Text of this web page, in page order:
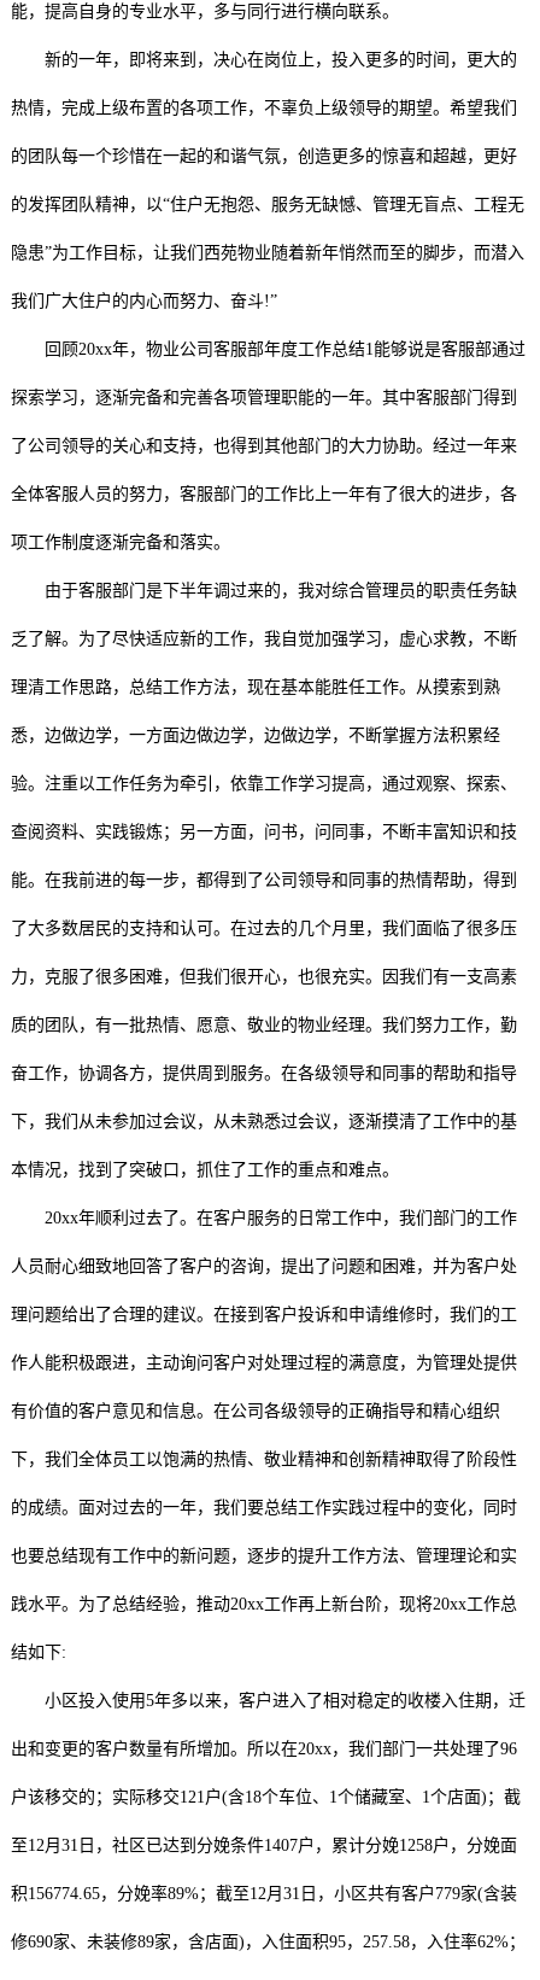
能，提高自身的专业水平，多与同行进行横向联系。
新的一年，即将来到，决心在岗位上，投入更多的时间，更大的
热情，完成上级布置的各项工作，不辜负上级领导的期望。希望我们
的团队每一个珍惜在一起的和谐气氛，创造更多的惊喜和超越，更好
的发挥团队精神，以“住户无抱怨、服务无缺憾、管理无盲点、工程无
隐患”为工作目标，让我们西苑物业随着新年悄然而至的脚步，而潜入
我们广大住户的内心而努力、奋斗!”
回顾20xx年，物业公司客服部年度工作总结1能够说是客服部通过
探索学习，逐渐完备和完善各项管理职能的一年。其中客服部门得到
了公司领导的关心和支持，也得到其他部门的大力协助。经过一年来
全体客服人员的努力，客服部门的工作比上一年有了很大的进步，各
项工作制度逐渐完备和落实。
由于客服部门是下半年调过来的，我对综合管理员的职责任务缺
乏了解。为了尽快适应新的工作，我自觉加强学习，虚心求教，不断
理清工作思路，总结工作方法，现在基本能胜任工作。从摸索到熟
悉，边做边学，一方面边做边学，边做边学，不断掌握方法积累经
验。注重以工作任务为牵引，依靠工作学习提高，通过观察、探索、
查阅资料、实践锻炼；另一方面，问书，问同事，不断丰富知识和技
能。在我前进的每一步，都得到了公司领导和同事的热情帮助，得到
了大多数居民的支持和认可。在过去的几个月里，我们面临了很多压
力，克服了很多困难，但我们很开心，也很充实。因我们有一支高素
质的团队，有一批热情、愿意、敬业的物业经理。我们努力工作，勤
奋工作，协调各方，提供周到服务。在各级领导和同事的帮助和指导
下，我们从未参加过会议，从未熟悉过会议，逐渐摸清了工作中的基
本情况，找到了突破口，抓住了工作的重点和难点。
20xx年顺利过去了。在客户服务的日常工作中，我们部门的工作
人员耐心细致地回答了客户的咨询，提出了问题和困难，并为客户处
理问题给出了合理的建议。在接到客户投诉和申请维修时，我们的工
作人能积极跟进，主动询问客户对处理过程的满意度，为管理处提供
有价值的客户意见和信息。在公司各级领导的正确指导和精心组织
下，我们全体员工以饱满的热情、敬业精神和创新精神取得了阶段性
的成绩。面对过去的一年，我们要总结工作实践过程中的变化，同时
也要总结现有工作中的新问题，逐步的提升工作方法、管理理论和实
践水平。为了总结经验，推动20xx工作再上新台阶，现将20xx工作总
结如下:
小区投入使用5年多以来，客户进入了相对稳定的收楼入住期，迁
出和变更的客户数量有所增加。所以在20xx，我们部门一共处理了96
户该移交的；实际移交121户(含18个车位、1个储藏室、1个店面)；截
至12月31日，社区已达到分娩条件1407户，累计分娩1258户，分娩面
积156774.65，分娩率89%；截至12月31日，小区共有客户779家(含装
修690家、未装修89家，含店面)，入住面积95，257.58，入住率62%；